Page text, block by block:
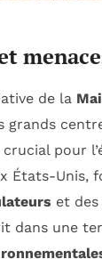
de la
grands
pour
États-Unis,
et des
dans une